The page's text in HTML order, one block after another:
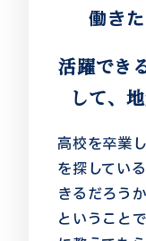
働き
活躍でき
して、
高校を卒業
を探してい
きるだろう
ということ